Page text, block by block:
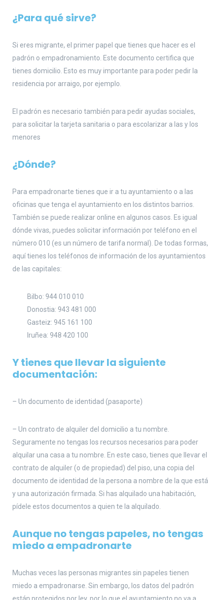
¿Para qué sirve?
Si eres migrante, el primer papel que tienes que hacer es el
padrón o empadronamiento. Este documento certifica que
tienes domicilio. Esto es muy importante para poder pedir la
residencia por arraigo, por ejemplo.
El padrón es necesario también para pedir ayudas sociales,
para solicitar la tarjeta sanitaria o para escolarizar a las y los
menores
¿Dónde?
Para empadronarte tienes que ir a tu ayuntamiento o a las
oficinas que tenga el ayuntamiento en los distintos barrios.
También se puede realizar online en algunos casos. Es igual
dónde vivas, puedes solicitar información por teléfono en el
número 010 (es un número de tarifa normal). De todas formas,
aquí tienes los teléfonos de información de los ayuntamientos
de las capitales:
Bilbo: 944 010 010
Donostia: 943 481 000
Gasteiz: 945 161 100
Iruñea: 948 420 100
Y tienes que llevar la siguiente
documentación:
– Un documento de identidad (pasaporte)
– Un contrato de alquiler del domicilio a tu nombre.
Seguramente no tengas los recursos necesarios para poder
alquilar una casa a tu nombre. En este caso, tienes que llevar el
contrato de alquiler (o de propiedad) del piso, una copia del
documento de identidad de la persona a nombre de la que está
y una autorización firmada. Si has alquilado una habitación,
pídele estos documentos a quien te la alquilado.
Aunque no tengas papeles, no tengas
miedo a empadronarte
Muchas veces las personas migrantes sin papeles tienen
miedo a empadronarse. Sin embargo, los datos del padrón
están protegidos por ley, por lo que el ayuntamiento no va a